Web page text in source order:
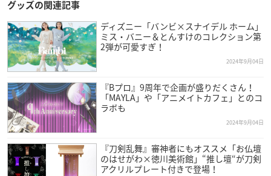
■販売場所：サンキューマート各店舗
※地域によっては販売日が異なることがございます。最新の入
荷情報は各店舗のXをご確認ください
※商品の仕様は予告なく変更する場合がございます
グッズの関連記事
ディズニー「バンビ×スナイデル ホーム」
ミス・バニー＆とんすけのコレクション第
2弾が可愛すぎ！
2024年9月04日
『Bプロ』9周年で企画が盛りだくさん！
「MAYLA」や「アニメイトカフェ」とのコ
ラボも
2024年9月04日
『刀剣乱舞』審神者にもオススメ「お仏壇
のはせがわ×徳川美術館」“推し壇“が刀剣
アクリルプレート付きで登場！